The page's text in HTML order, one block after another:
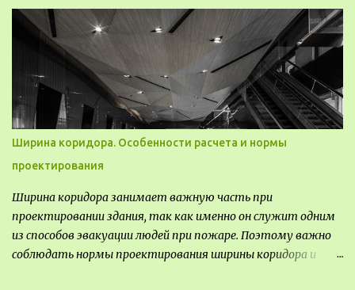
универсальные тематические временные постоянные
передвижные стационарные Назначение выставочных
павильонов - показ экспозиции, с целью информации,
пропаганды, рекламы, внедрения новых технологий, обмен
опытом, привлечения внимания и т.д.
Ширина коридора. Особенности расчета и нормы
проектирования
Ширина коридора занимает важную часть при
проектировании здания, так как именно он служит одним
из способов эвакуации людей при пожаре. Поэтому важно
соблюдать нормы проектирования ширины коридора и